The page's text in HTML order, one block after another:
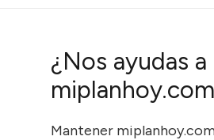
¿Nos ayudas
Mantener